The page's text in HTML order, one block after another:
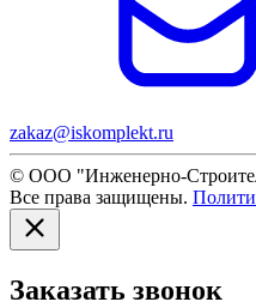
zakaz@iskomplekt.ru
© ООО "Инженерно-
Все права защищены.
Заказать звонок